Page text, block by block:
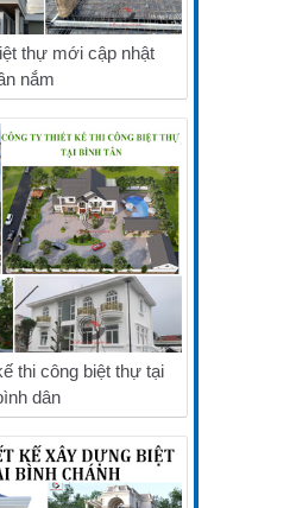
thự mới cập nhật
nắm
thi công biệt thự tại
dân